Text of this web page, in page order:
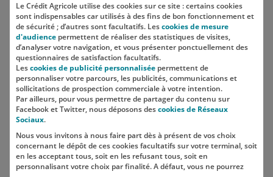
Localisation
SUIVEZ-NOUS SUR LES RÉSEAUX
SOCIAUX
Le Crédit Agricole utilise des cookies sur ce site : certains cookies
sont indispensables car utilisés à des fins de bon fonctionnement et
de sécurité ; d’autres sont facultatifs. Lescookies de mesure
d'audience permettent de réaliser des statistiques de visites,
d’analyser votre navigation, et vous présenter ponctuellement des
questionnaires de satisfaction facultatifs.
Lescookies de publicité personnalisée permettent de
personnaliser votre parcours, les publicités, communications et
sollicitations de prospection commerciale à votre intention.
Par ailleurs, pour vous permettre de partager du contenu sur
Facebook et Twitter, nous déposons descookies de Réseaux
Sociaux.
Nous vous invitons à nous faire part dès à présent de vos choix
concernant le dépôt de ces cookies facultatifs sur votre terminal, soit
en les acceptant tous, soit en les refusant tous, soit en
personnalisant votre choix par finalité. A défaut, vous ne pourrez